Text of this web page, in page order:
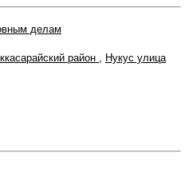
делам
район , Нукус улица